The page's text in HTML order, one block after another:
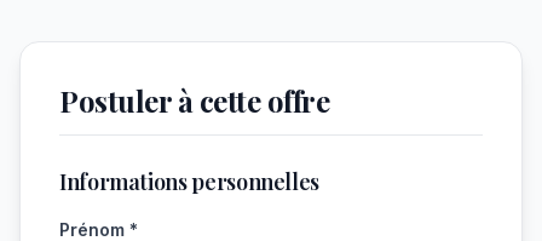
Postuler à cette offre
Informations personnelles
Prénom *